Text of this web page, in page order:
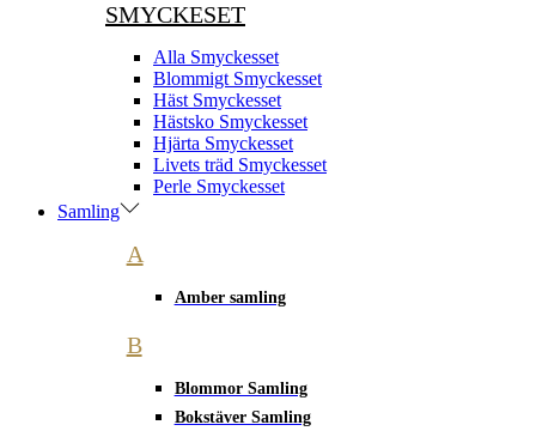
SMYCKESET
Alla Smyckesset
Blommigt Smyckesset
Häst Smyckesset
Hästsko Smyckesset
Hjärta Smyckesset
Livets träd Smyckesset
Perle Smyckesset
Samling
A
Amber samling
B
Blommor Samling
Bokstäver Samling